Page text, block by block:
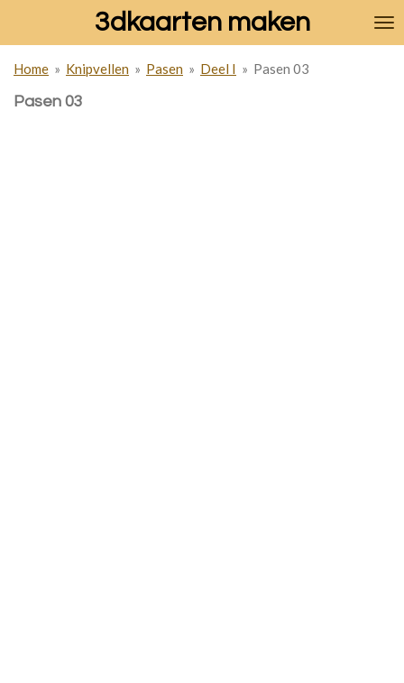
de
hoofdinhoud
3dkaarten maken
Home » Knipvellen » Pasen » Deel I » Pasen 03
Pasen 03